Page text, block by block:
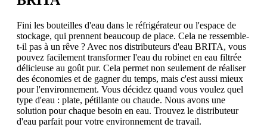
Fini les bouteilles d'eau dans le réfrigérateur ou l'espace de
stockage, qui prennent beaucoup de place. Cela ne ressemble-
t-il pas à un rêve ? Avec nos distributeurs d'eau BRITA, vous
pouvez facilement transformer l'eau du robinet en eau filtrée
délicieuse au goût pur. Cela permet non seulement de réaliser
des économies et de gagner du temps, mais c'est aussi mieux
pour l'environnement. Vous décidez quand vous voulez quel
type d'eau : plate, pétillante ou chaude. Nous avons une
solution pour chaque besoin en eau. Trouvez le distributeur
d'eau parfait pour votre environnement de travail.